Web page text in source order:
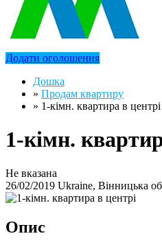
Додати оголошення
Дошка
» Продам квартиру
» 1-кімн. квартира в центрі
1-кімн.
Не вказана
26/02/2019 Ukraine, Вінницька
Опис